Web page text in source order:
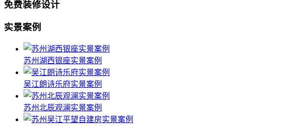
免费装修设计
实景案例
苏州湖西银座实景案例
吴江朗诗乐府实景案例
苏州北辰观澜实景案例